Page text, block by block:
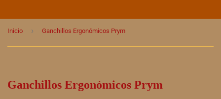
Inicio › Ganchillos Ergonómicos Prym
Ganchillos Ergonómicos Prym